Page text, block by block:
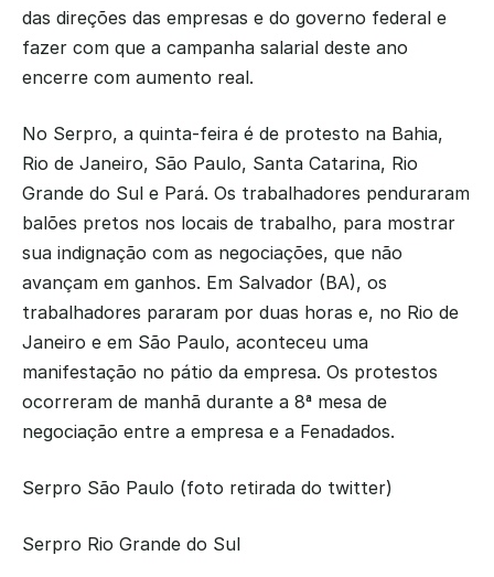
das direções das empresas e do governo federal e
fazer com que a campanha salarial deste ano
encerre com aumento real.
No Serpro, a quinta-feira é de protesto na Bahia,
Rio de Janeiro, São Paulo, Santa Catarina, Rio
Grande do Sul e Pará. Os trabalhadores penduraram
balões pretos nos locais de trabalho, para mostrar
sua indignação com as negociações, que não
avançam em ganhos. Em Salvador (BA), os
trabalhadores pararam por duas horas e, no Rio de
Janeiro e em São Paulo, aconteceu uma
manifestação no pátio da empresa. Os protestos
ocorreram de manhã durante a 8ª mesa de
negociação entre a empresa e a Fenadados.
Serpro São Paulo (foto retirada do twitter)
Serpro Rio Grande do Sul